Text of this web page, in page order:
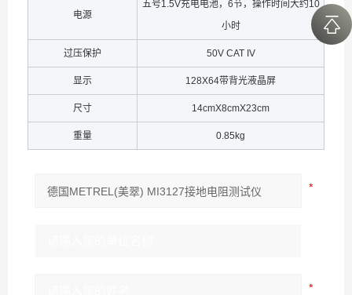
电源
五号1.5V充电电池，6节，操作时间大约10
小时
过压保护 50V CAT IV
显示 128X64带背光液晶屏
尺寸 14cmX8cmX23cm
重量 0.85kg